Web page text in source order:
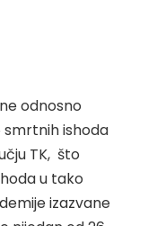
odnosno
ishoda
TK, što
u tako
izazvane